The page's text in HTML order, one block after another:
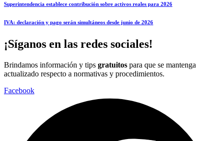
Superintendencia establece contribución sobre activos reales para 2026
IVA: declaración y pago serán simultáneos desde junio de 2026
¡Síganos en las redes sociales!
Brindamos información y tips gratuitos para que se mantenga
actualizado respecto a normativas y procedimientos.
Facebook